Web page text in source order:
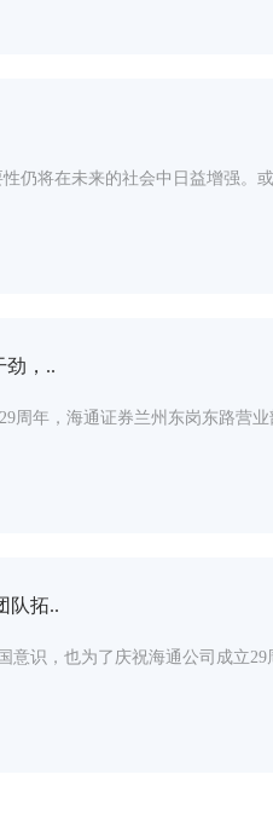
仍将在未来的社会中日益增强。
劲，..
年，海通证券兰州东岗东路营
队拓..
识，也为了庆祝海通公司成立